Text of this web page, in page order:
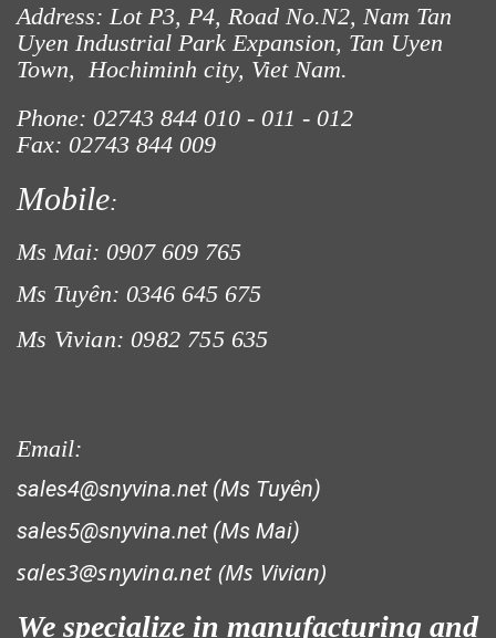
LƯỚI CHẮN NẮNG
Address: Lot P3, P4, Road No.N2, Nam Tan
Uyen Industrial Park Expansion, Tan Uyen
Town, Hochiminh city, Viet Nam.
Phone: 02743 844 010 - 011 - 012
Fax: 02743 844 009
Mobile:
Ms Mai: 0907 609 765
Ms Tuyên: 0346 645 675
Ms Vivian: 0982 755 635
Email:
sales4@snyvina.net (Ms Tuyên)
sales5@snyvina.net (Ms Mai)
sales3@snyvina.net (Ms Vivian)
We specialize in manufacturing and